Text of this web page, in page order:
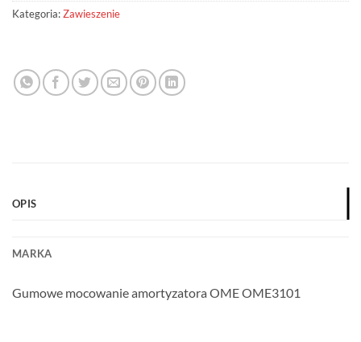
Kategoria:Zawieszenie
OPIS
MARKA
Gumowe mocowanie amortyzatora OME OME3101